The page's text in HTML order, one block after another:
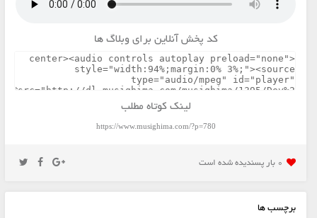
کد پخش آنلاین برای وبلاگ ها
لینک کوتاه مطلب
https://www.musighima.com/?p=780
0 بار پسنديده شده است
برچسب ها